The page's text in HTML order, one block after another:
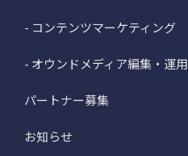
- コンテンツマーケティング
- オウンドメディア編集・運用
パートナー募集
お知らせ